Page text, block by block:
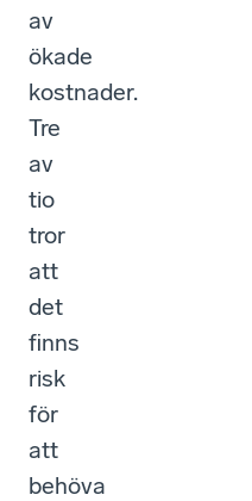
av
ökade
kostnader.
Tre
av
tio
tror
att
det
finns
risk
för
att
behöva